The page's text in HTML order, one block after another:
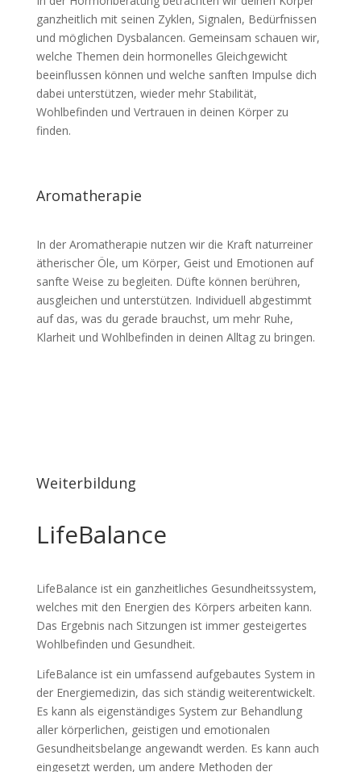
ganzheitlich mit seinen Zyklen, Signalen, Bedürfnissen
und möglichen Dysbalancen. Gemeinsam schauen wir,
welche Themen dein hormonelles Gleichgewicht
beeinflussen können und welche sanften Impulse dich
dabei unterstützen, wieder mehr Stabilität,
Wohlbefinden und Vertrauen in deinen Körper zu
finden.
Aromatherapie
In der Aromatherapie nutzen wir die Kraft naturreiner
ätherischer Öle, um Körper, Geist und Emotionen auf
sanfte Weise zu begleiten. Düfte können berühren,
ausgleichen und unterstützen. Individuell abgestimmt
auf das, was du gerade brauchst, um mehr Ruhe,
Klarheit und Wohlbefinden in deinen Alltag zu bringen.
Weiterbildung
LifeBalance
LifeBalance ist ein ganzheitliches Gesundheitssystem,
welches mit den Energien des Körpers arbeiten kann.
Das Ergebnis nach Sitzungen ist immer gesteigertes
Wohlbefinden und Gesundheit.
LifeBalance ist ein umfassend aufgebautes System in
der Energiemedizin, das sich ständig weiterentwickelt.
Es kann als eigenständiges System zur Behandlung
aller körperlichen, geistigen und emotionalen
Gesundheitsbelange angewandt werden. Es kann auch
eingesetzt werden, um andere Methoden der